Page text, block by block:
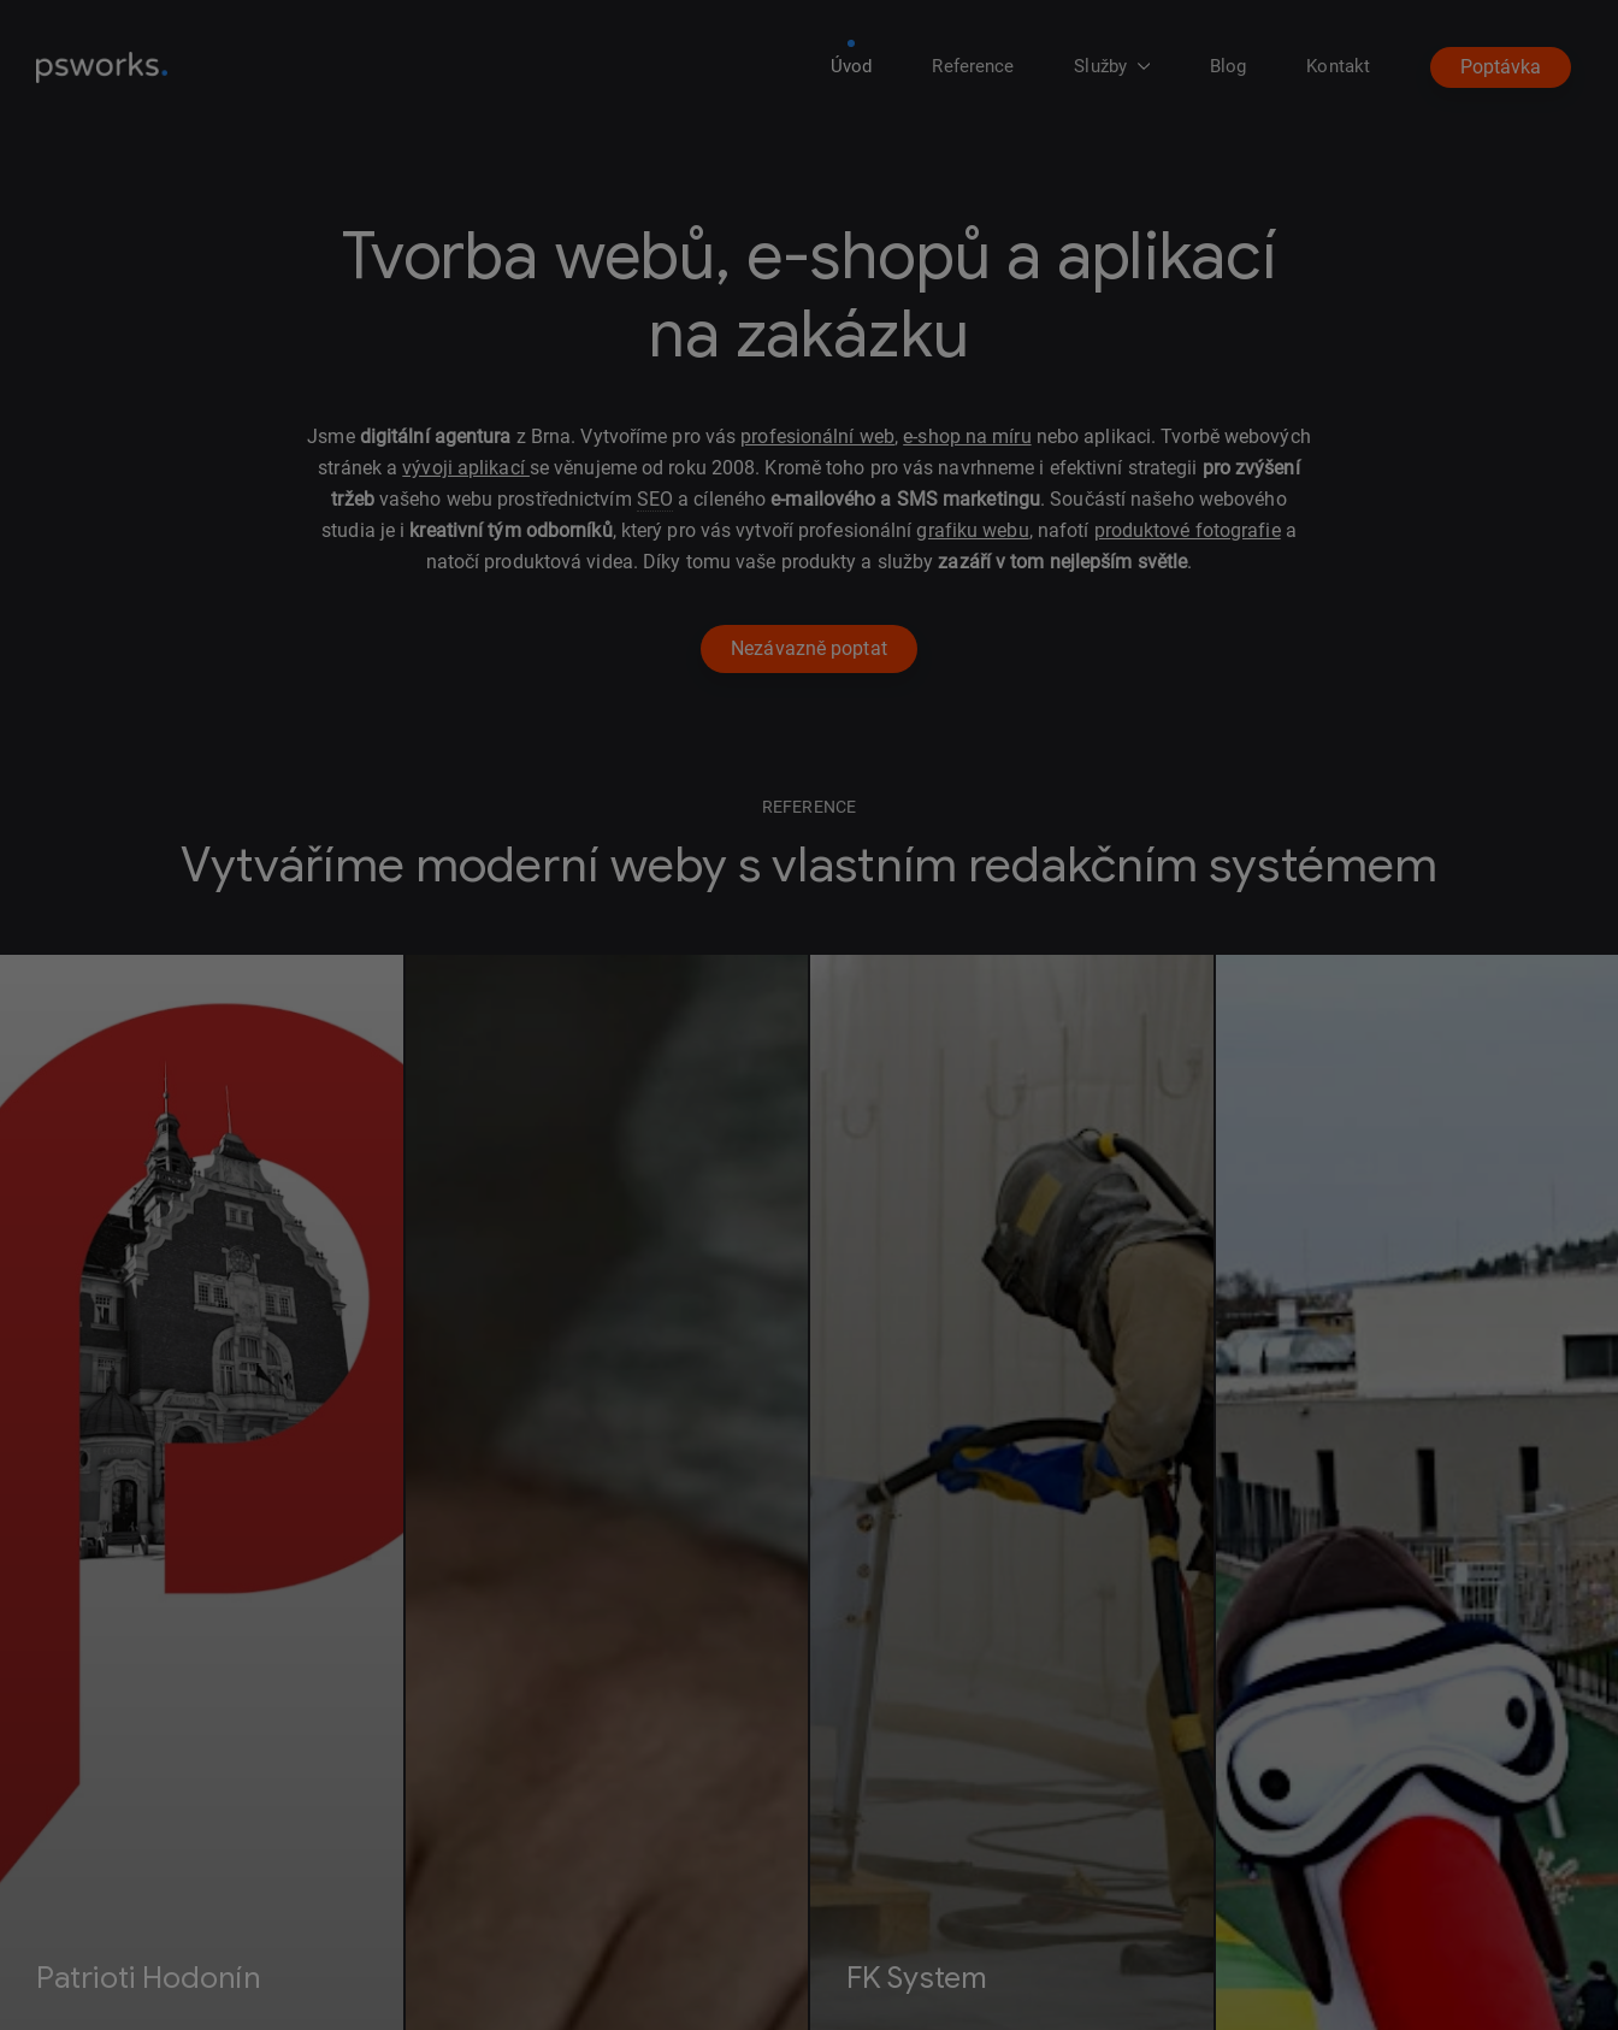
Úvod Reference Služby Blog Kontakt Poptávka
Tvorba webů, e-shopů a aplikací
na zakázku
Jsme digitální agentura z Brna. Vytvoříme pro vás profesionální web,e-shop na míru nebo aplikaci. Tvorbě webových
stránek avývoji aplikací se věnujeme od roku 2008. Kromě toho pro vás navrhneme i efektivní strategii pro zvýšení
tržebvašeho webu prostřednictvím SEO a cílenéhoe-mailového a SMS marketingu. Součástí našeho webového
studia je i kreativní tým odborníků, který pro vás vytvoří profesionálnígrafiku webu, nafotí produktové fotografiea
natočí produktová videa. Díky tomu vaše produkty a službyzazáří v tom nejlepším světle.
Nezávazně poptat
REFERENCE
Vytváříme moderní weby s vlastním redakčním systémem
Patrioti Hodonín FK System